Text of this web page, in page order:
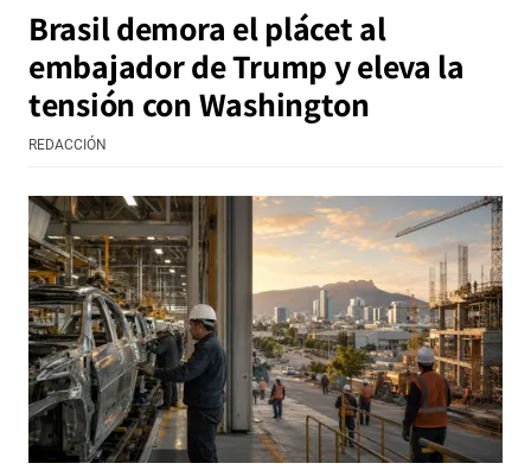
Brasil demora el plácet al
embajador de Trump y eleva la
tensión con Washington
REDACCIÓN